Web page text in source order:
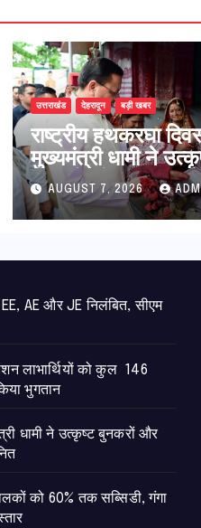
उत्तराखंड देहरादून बड़ी खबर
राष्ट्रीय हथकरघा
मुख्यमंत्री धामी ने
बुनकरों और हस्तशिल्प
कारीगरों को किया
AUGUST 7, 2026
AE और JE निलंबित, सीएम
लाभार्थियों को कुल 146
भुगतान
धामी ने उत्कृष्ट बुनकरों और
को 60% तक सब्सिडी, गंगा